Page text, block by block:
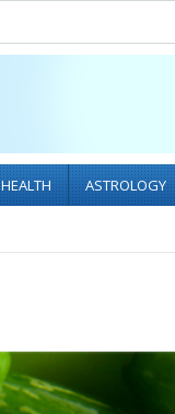
HEALTH ASTROLOGY